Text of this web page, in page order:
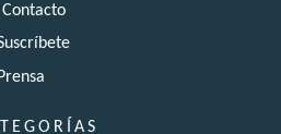
Contacto
Prensa